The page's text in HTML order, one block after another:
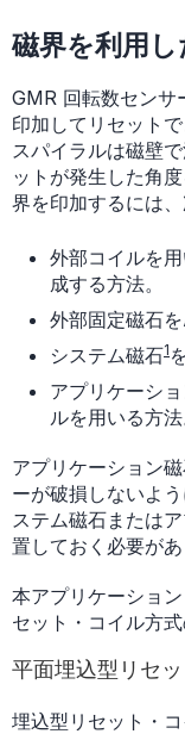
磁界を利用
GMR 回転数センサ
印加してリセット
スパイラルは磁壁
ットが発生した角
界を印加するには
外部コイルを
成する方法。
外部固定磁石
システム磁石1
アプリケーシ
ルを用いる方法
アプリケーション
ーが破損しないよ
ステム磁石または
置しておく必要があ
本アプリケーショ
セット・コイル方式
平面埋込型リセ
埋込型リセット・